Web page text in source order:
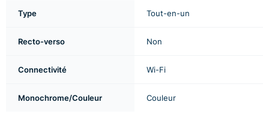
Type Tout-en-un
Recto-verso Non
Connectivité Wi-Fi
Monochrome/Couleur Couleur